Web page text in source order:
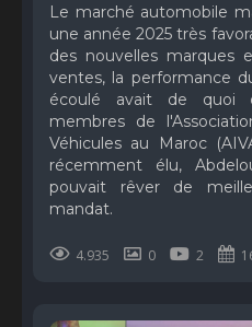
Le marché automobile
une année 2025 très
des nouvelles marques
ventes, la performance
écoulé avait de quoi
membres de
Véhicules au Maroc
récemment élu,
pouvait rêver de
mandat.
4.935 0 2